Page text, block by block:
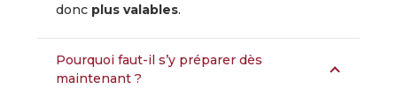
donc plus valables.
Pourquoi faut-il s’y préparer dès
maintenant ?